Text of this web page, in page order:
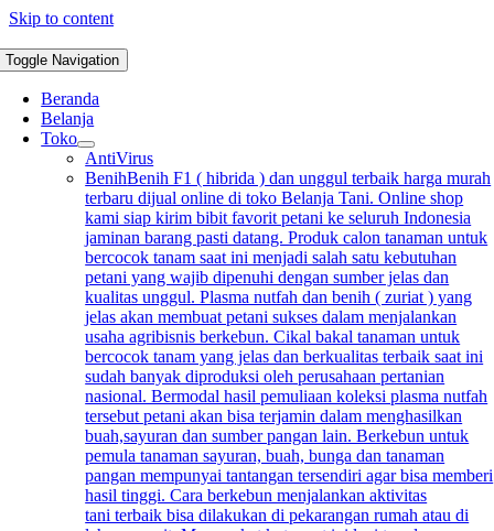
Skip to content
Toggle Navigation
Beranda
Belanja
Toko
AntiVirus
BenihBenih F1 ( hibrida ) dan unggul terbaik harga murah
terbaru dijual online di toko Belanja Tani. Online shop
kami siap kirim bibit favorit petani ke seluruh Indonesia
jaminan barang pasti datang. Produk calon tanaman untuk
bercocok tanam saat ini menjadi salah satu kebutuhan
petani yang wajib dipenuhi dengan sumber jelas dan
kualitas unggul. Plasma nutfah dan benih ( zuriat ) yang
jelas akan membuat petani sukses dalam menjalankan
usaha agribisnis berkebun. Cikal bakal tanaman untuk
bercocok tanam yang jelas dan berkualitas terbaik saat ini
sudah banyak diproduksi oleh perusahaan pertanian
nasional. Bermodal hasil pemuliaan koleksi plasma nutfah
tersebut petani akan bisa terjamin dalam menghasilkan
buah,sayuran dan sumber pangan lain. Berkebun untuk
pemula tanaman sayuran, buah, bunga dan tanaman
pangan mempunyai tantangan tersendiri agar bisa memberi
hasil tinggi. Cara berkebun menjalankan aktivitas
tani terbaik bisa dilakukan di pekarangan rumah atau di